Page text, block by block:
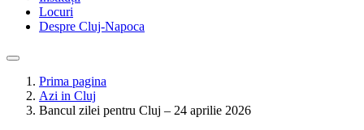
Locuri
Despre Cluj-Napoca
Prima pagina
Azi in Cluj
Bancul zilei pentru Cluj – 24 aprilie 2026